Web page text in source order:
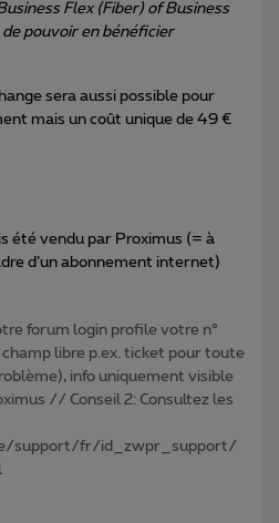
Flex (Fiber) of Business
pouvoir en bénéficier
sera aussi possible pour
mais un coût unique de 49 €
été vendu par Proximus (= à
d’un abonnement internet)
forum login profile votre n°
libre p.ex. ticket pour toute
info uniquement visible
// Conseil 2: Consultez les
support/fr/id_zwpr_support/